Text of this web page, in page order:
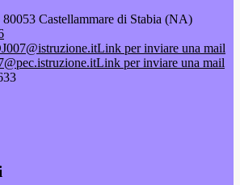
80053 Castellammare di Stabia (NA)
Link per inviare una mail
Link per inviare una mail